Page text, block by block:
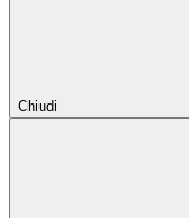
Chiudi